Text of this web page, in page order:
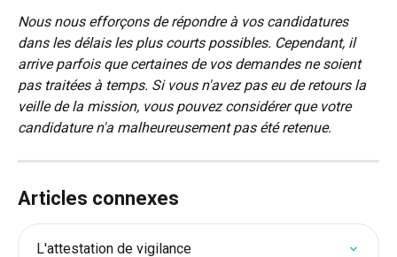
Nous nous efforçons de répondre à vos candidatures
dans les délais les plus courts possibles. Cependant, il
arrive parfois que certaines de vos demandes ne soient
pas traitées à temps. Si vous n'avez pas eu de retours la
veille de la mission, vous pouvez considérer que votre
candidature n'a malheureusement pas été retenue.
Articles connexes
L'attestation de vigilance